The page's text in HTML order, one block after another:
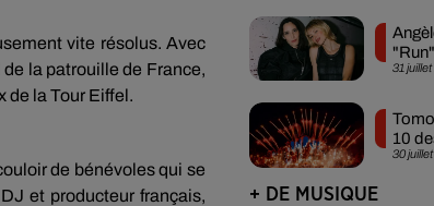
vite résolus. Avec
de la patrouille de France,
de la Tour Eiffel.
de bénévoles qui se
et producteur français,
31
30
10
+ DE MUSIQUE